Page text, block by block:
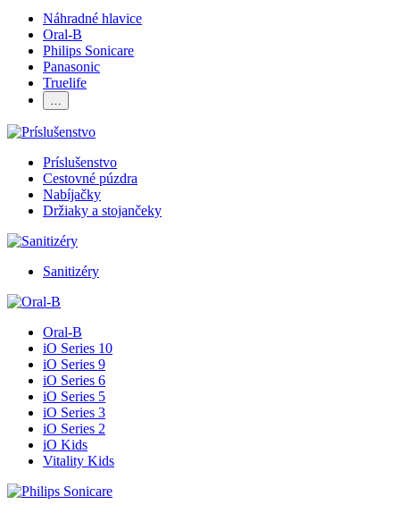
Náhradné hlavice
Oral-B
Philips Sonicare
Panasonic
Truelife
…
Príslušenstvo
Cestovné púzdra
Nabíjačky
Držiaky a stojančeky
Sanitizéry
Oral-B
iO Series 10
iO Series 9
iO Series 6
iO Series 5
iO Series 3
iO Series 2
iO Kids
Vitality Kids